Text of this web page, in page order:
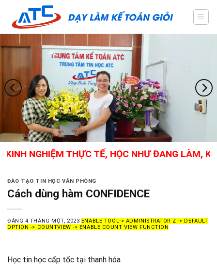
content
NGHIỆM THỰC TẾ, HỌC NHƯ ĐANG LÀM, KẾ
ĐÀO TẠO TIN HỌC VĂN PHÒNG
Cách dùng hàm CONFIDENCE
ĐĂNG 4 THÁNG MỘT, 2023 ENABLE TOOL-> ADMINISTRATOR Z -> DEFAULT
OPTION -> COUNTVIEW -> ENABLE COUNT VIEW FUNCTION
Học tin học cấp tốc tại thanh hóa